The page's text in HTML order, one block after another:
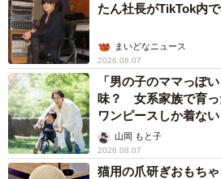
たん社長がTikTok内
まいどなニュース
2026.08.07
「男の子のママっぽ
味？ 女系家族で育
ワンピースしか着な
へんが…
山岡 もと子
2026.08.07
猫用の爪研ぎおもち